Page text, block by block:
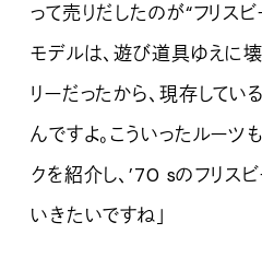
って売りだしたのが“フリスビ
モデルは、遊び道具ゆえに
リーだったから、現存してい
んですよ。こういったルーツ
クを紹介し、’70 ‌sのフリス
いきたいですね」